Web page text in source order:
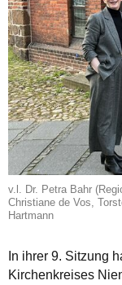
v.l. Dr. Petra Bahr
Christiane de Vos,
Hartmann
In ihrer 9. Sitzung
Kirchenkreises